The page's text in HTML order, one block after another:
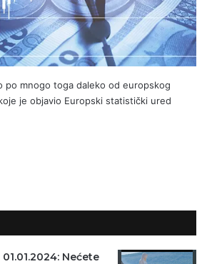
po mnogo toga daleko od europskog
je objavio Europski statistički ured
Nećete